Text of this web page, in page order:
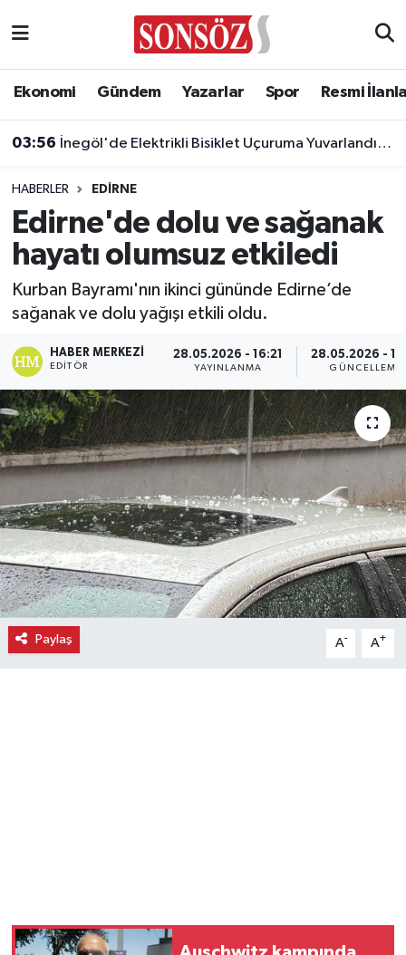
Ekonomi Gündem Yazarlar Spor Resmi
03:56 İnegöl'de Elektrikli Bisiklet Uçuruma Yuvarlandı: 3 Çocuk Yaralandı!
HABERLER EDIRNE
Edirne'de dolu ve sağanak
hayatı olumsuz etkiledi
Kurban Bayramı'nın ikinci gününde Edirne’de
sağanak ve dolu yağışı etkili oldu.
HABER MERKEZI
EDITÖR
28.05.2026 - 16:21
YAYINLANMA
28.05.2026 -
GÜNCELLEME
Paylaş A- A+
Asayiş
Biyografi
Çevre
Diğer
Dünya
Eğitim
Ekonomi
Emlak
Gündem
Gurme
Sağlık
Ankara Nöbetçi Eczaneler
Ankara Trafik Yoğunluk Haritası
Süper Lig Puan Durumu ve Fikstür
Tüm Manşetler
Son Dakika Haberleri
Haber Arşivi